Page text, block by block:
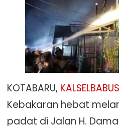
KOTABARU,
Kebakaran hebat
padat di Jalan H.